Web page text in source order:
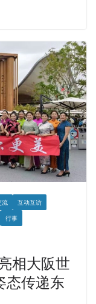
流
互动互访
行事
相大阪世
态传递东